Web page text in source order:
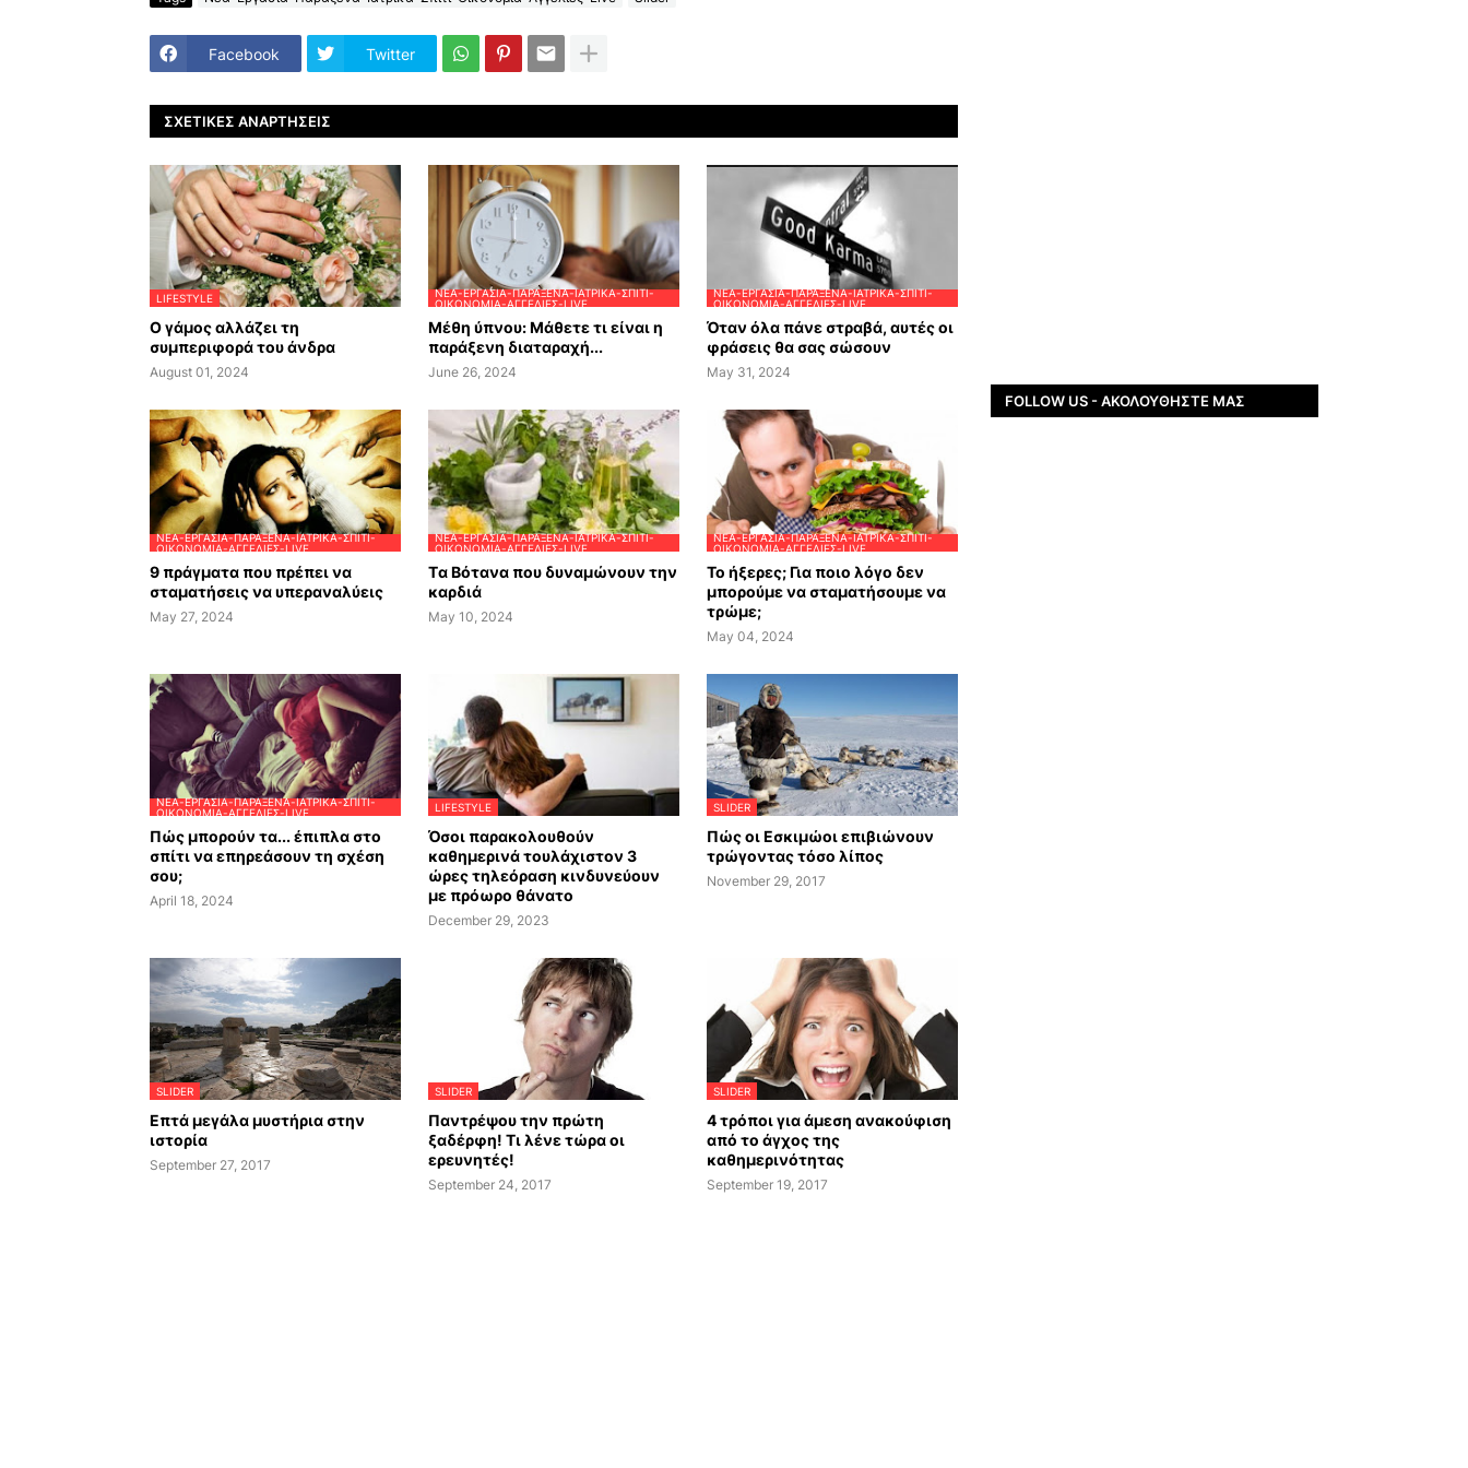
Facebook Twitter
ΣΧΕΤΙΚΈΣ ΑΝΑΡΤΉΣΕΙΣ
LIFESTYLE
Ο γάμος αλλάζει τη
συμπεριφορά του άνδρα
August 01, 2024
ΝΈΑ-ΕΡΓΑΣΊΑ-ΠΑΡΆΞΕΝΑ-ΙΑΤΡΙΚΆ-ΣΠΊΤΙ-
ΟΙΚΟΝΟΜΊΑ-ΑΓΓΕΛΊΕΣ-LIVE
Μέθη ύπνου: Μάθετε τι είναι η
παράξενη διαταραχή...
June 26, 2024
ΝΈΑ-ΕΡΓΑΣΊΑ-ΠΑΡΆΞΕΝΑ-ΙΑΤΡΙΚΆ-ΣΠΊΤΙ-
ΟΙΚΟΝΟΜΊΑ-ΑΓΓΕΛΊΕΣ-LIVE
Όταν όλα πάνε στραβά, αυτές οι
φράσεις θα σας σώσουν
May 31, 2024
ΝΈΑ-ΕΡΓΑΣΊΑ-ΠΑΡΆΞΕΝΑ-ΙΑΤΡΙΚΆ-ΣΠΊΤΙ-
ΟΙΚΟΝΟΜΊΑ-ΑΓΓΕΛΊΕΣ-LIVE
9 πράγματα που πρέπει να
σταματήσεις να υπεραναλύεις
May 27, 2024
ΝΈΑ-ΕΡΓΑΣΊΑ-ΠΑΡΆΞΕΝΑ-ΙΑΤΡΙΚΆ-ΣΠΊΤΙ-
ΟΙΚΟΝΟΜΊΑ-ΑΓΓΕΛΊΕΣ-LIVE
Tα Βότανα που δυναμώνουν την
καρδιά
May 10, 2024
ΝΈΑ-ΕΡΓΑΣΊΑ-ΠΑΡΆΞΕΝΑ-ΙΑΤΡΙΚΆ-ΣΠΊΤΙ-
ΟΙΚΟΝΟΜΊΑ-ΑΓΓΕΛΊΕΣ-LIVE
Το ήξερες; Για ποιο λόγο δεν
μπορούμε να σταματήσουμε να
τρώμε;
May 04, 2024
ΝΈΑ-ΕΡΓΑΣΊΑ-ΠΑΡΆΞΕΝΑ-ΙΑΤΡΙΚΆ-ΣΠΊΤΙ-
ΟΙΚΟΝΟΜΊΑ-ΑΓΓΕΛΊΕΣ-LIVE
Πώς μπορούν τα... έπιπλα στο
σπίτι να επηρεάσουν τη σχέση
σου;
April 18, 2024
LIFESTYLE
Όσοι παρακολουθούν
καθημερινά τουλάχιστον 3
ώρες τηλεόραση κινδυνεύουν
με πρόωρο θάνατο
December 29, 2023
SLIDER
Πώς οι Εσκιμώοι επιβιώνουν
τρώγοντας τόσο λίπος
November 29, 2017
SLIDER
Επτά μεγάλα μυστήρια στην
ιστορία
September 27, 2017
SLIDER
Παντρέψου την πρώτη
ξαδέρφη! Τι λένε τώρα οι
ερευνητές!
September 24, 2017
SLIDER
4 τρόποι για άμεση ανακούφιση
από το άγχος της
καθημερινότητας
September 19, 2017
FOLLOW US - ΑΚΟΛΟΥΘΉΣΤΕ ΜΑΣ